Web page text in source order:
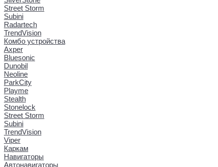
Street Storm
Subini
Radartech
TrendVision
Комбо устройства
Axper
Bluesonic
Dunobil
Neoline
ParkCity
Playme
Stealth
Stonelock
Street Storm
Subini
TrendVision
Viper
Каркам
Навигаторы
Автонавигаторы